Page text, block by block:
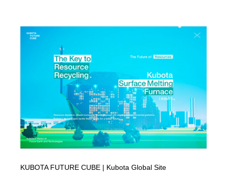
KUBOTA FUTURE CUBE | Kubota Global Site